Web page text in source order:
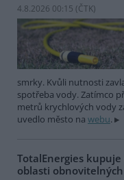
4.8.2026 00:15 (ČTK)
smrky. Kvůli nutnosti
spotřeba vody. Zatímco
metrů krychlových vody
uvedlo město na webu.
TotalEnergies
oblasti